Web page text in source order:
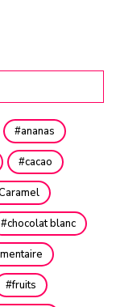
ananas
cacao
chocolat blanc
fruits